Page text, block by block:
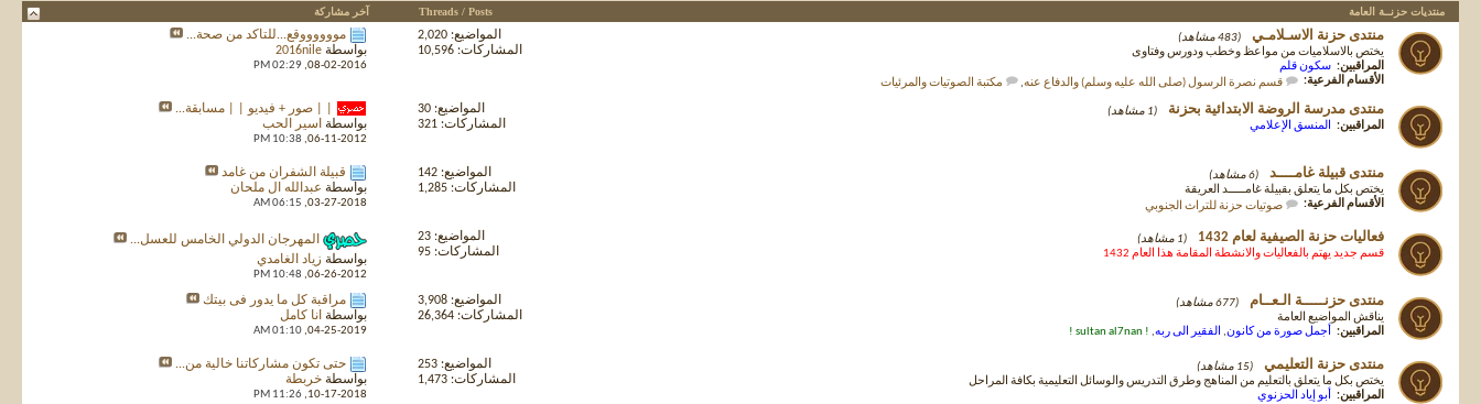
منتديات حزنــة العامة Threads / Posts آخر مشاركة
منتدى حزنة الاسـلامـي
(483 مشاهد)
يختص بالاسلاميات من مواعظ وخطب ودورس وفتاوى
المراقبين: سكون قلم
الأقسام الفرعية:
قسم نصرة الرسول (صلى الله عليه وسلم) والدفاع عنه, مكتبة الصوتيات والمرئيات
المواضيع: 2,020
المشاركات: 10,596
مووووووقع...للتأكد من صحة...
بواسطة 2016nile
08-02-2016,
02:29 PM
منتدى مدرسة الروضة الابتدائية بحزنة
(1 مشاهد)
المراقبين:
المنسق الإعلامي
المواضيع: 30
المشاركات: 321
| | صور + فيديو | | مسابقة...
بواسطة اسير الحب
06-11-2012,
10:38 PM
منتدى قبيلة غامــــد
(6 مشاهد)
يختص بكل ما يتعلق بقبيلة غامـــــد العريقة
الأقسام الفرعية:
صوتيات حزنة للتراث الجنوبي
المواضيع: 142
المشاركات: 1,285
قبيلة الشفران من غامد
بواسطة عبدالله ال ملحان
03-27-2018,
06:15 AM
فعاليات حزنة الصيفية لعام 1432
(1 مشاهد)
قسم جديد يهتم بالفعاليات والانشطة المقامة هذا العام 1432
المواضيع: 23
المشاركات: 95
المهرجان الدولي الخامس للعسل...
بواسطة زياد الغامدي
06-26-2012,
10:48 PM
منتدى حزنـــــة الـعــام
(677 مشاهد)
يناقش المواضيع العامة
المراقبين:
أجمل صورة من كانون, الفقير الى ربه,
! sultan al7nan !
المواضيع: 3,908
المشاركات: 26,364
مراقبة كل ما يدور فى بيتك
بواسطة انا كامل
04-25-2019,
01:10 AM
منتدى حزنة التعليمي
(15 مشاهد)
يختص بكل ما يتعلق بالتعليم من المناهج وطرق التدريس والوسائل التعليمية بكافة المراحل
المراقبين:
أبو إياد الحزنوي
المواضيع: 253
المشاركات: 1,473
حتى تكون مشاركاتنا خالية من...
بواسطة خربطة
10-17-2018,
11:26 PM